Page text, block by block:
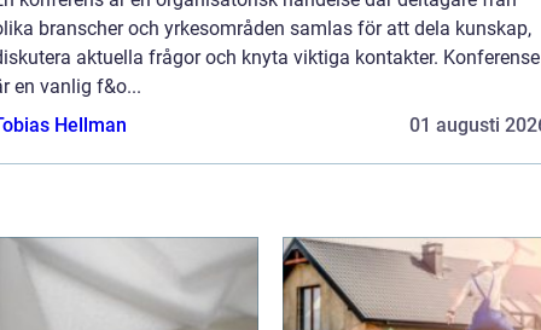
branscher och yrkesområden samlas för att dela kunskap,
aktuella frågor och knyta viktiga kontakter.
en vanlig f&o...
Hellman
01 augusti